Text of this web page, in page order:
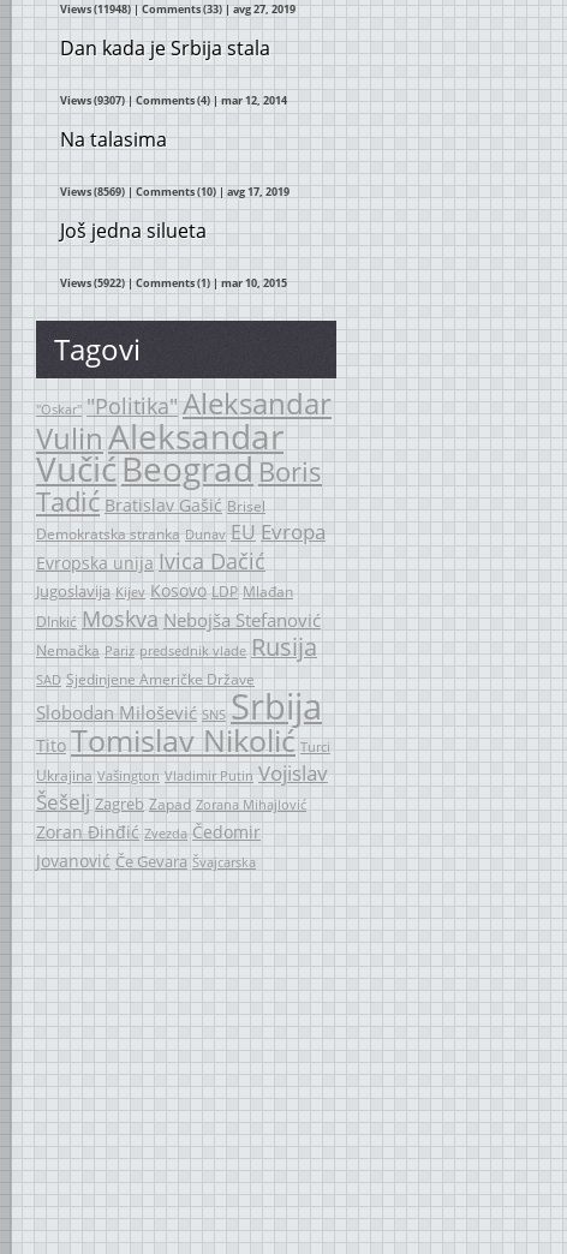
Views (11948)|Comments (33)| avg 27, 2019
Dan kada je Srbija stala
Views (9307)|Comments (4)| mar 12, 2014
Na talasima
Views (8569) | Comments (10) | avg 17, 2019
Još jedna silueta
Views (5922)|Comments (1)| mar 10, 2015
Tagovi
"Oskar" "Politika"Aleksandar
VulinAleksandar
VučićBeogradBoris
Tadić Bratislav Gašić Brisel
Demokratska stranka Dunav EUEvropa
Evropska unija Ivica Dačić
Jugoslavija Kijev Kosovo LDP Mlađan
DInkić Moskva Nebojša Stefanović
Nemačka Pariz predsednik vlade Rusija
SAD Sjedinjene Američke Države
Slobodan Milošević SNS Srbija
Tito Tomislav Nikolić Turci
Ukrajina Vašington Vladimir Putin Vojislav
Šešelj Zagreb Zapad Zorana Mihajlović
Zoran Đinđić Zvezda Čedomir
Jovanović Če Gevara Švajcarska